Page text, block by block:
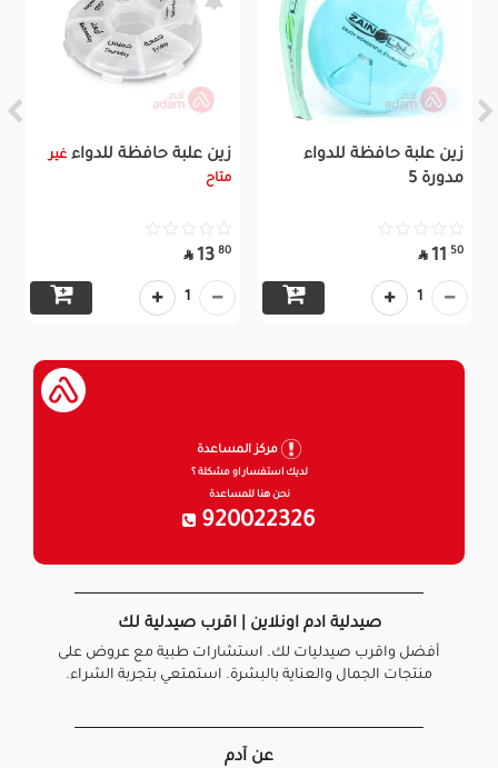
زين علبة حافظة للدواء
مدورة 5
50
11

1
زين علبة حافظة للدواء غير
متاح
80
13

1
مركز المساعدة
لديك استفسار او مشكلة ؟
نحن هنا للمساعدة
920022326
صيدلية ادم اونلاين | اقرب صيدلية لك
أفضل واقرب صيدليات لك. استشارات طبية مع عروض على
منتجات الجمال والعناية بالبشرة. استمتعي بتجربة الشراء.
عن آدم